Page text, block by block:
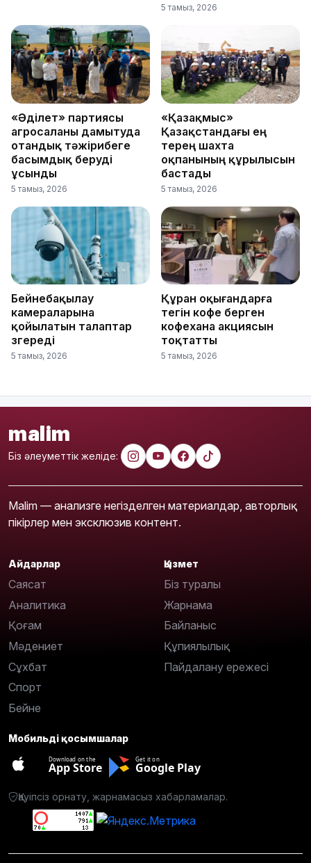
5 тамыз, 2026
«Әділет» партиясы
агросаланы дамытуда
отандық тәжірибеге
басымдық беруді
ұсынды
5 тамыз, 2026
«Қазақмыс»
Қазақстандағы ең
терең шахта
оқпанының құрылысын
бастады
5 тамыз, 2026
Бейнебақылау
камераларына
қойылатын талаптар
өзгереді
5 тамыз, 2026
Құран оқығандарға
тегін кофе берген
кофехана акциясын
тоқтатты
5 тамыз, 2026
malim
Біз әлеуметтік желіде:
Malim — анализге негізделген материалдар, авторлық
пікірлер мен эксклюзив контент.
Айдарлар
Саясат
Аналитика
Қоғам
Мәдениет
Сұхбат
Спорт
Бейне
Қызмет
Біз туралы
Жарнама
Байланыс
Құпиялылық
Пайдалану ережесі
Мобильді қосымшалар
Download on the
App Store
Get it on
Google Play
Қауіпсіз орнату, жарнамасыз хабарламалар.